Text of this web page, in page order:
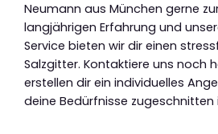
Neumann aus München gerne
langjährigen Erfahrung und
Service bieten wir dir einen
Salzgitter. Kontaktiere uns noch
erstellen dir ein individuelles
deine Bedürfnisse zugeschnitten